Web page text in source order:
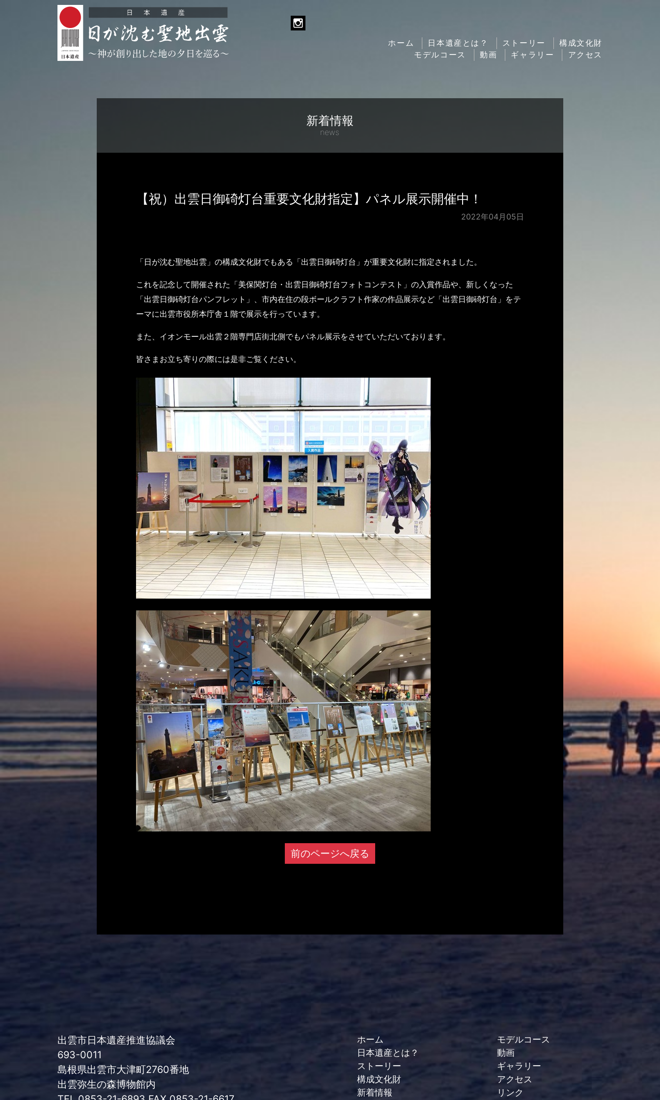
ホーム 日本遺産とは？ ストーリー
構成文化財
モデルコース
動画 ギャラリー アクセス
新着情報
news
【祝）出雲日御碕灯台重要文化財指定】パネル展示開催中！
2022年04月05日
「日が沈む聖地出雲」の構成文化財でもある「出雲日御碕灯台」が重要文化財に指定されました。
これを記念して開催された「美保関灯台・出雲日御碕灯台フォトコンテスト」の入賞作品や、新しくなった
「出雲日御碕灯台パンフレット」、市内在住の段ボールクラフト作家の作品展示など「出雲日御碕灯台」をテ
ーマに出雲市役所本庁舎１階で展示を行っています。
また、イオンモール出雲２階専門店街北側でもパネル展示をさせていただいております。
皆さまお立ち寄りの際には是非ご覧ください。
前のページへ戻る
出雲市日本遺産推進協議会
693-0011
島根県出雲市大津町2760番地
出雲弥生の森博物館内
ホーム
日本遺産とは？
ストーリー
構成文化財
新着情報
モデルコース
動画
ギャラリー
アクセス
リンク